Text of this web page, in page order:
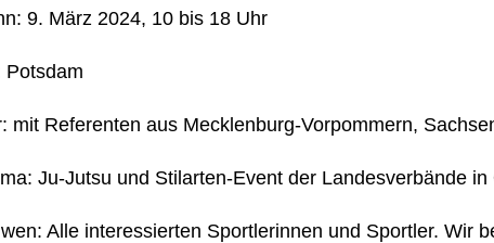
9. März 2024, 10 bis 18 Uhr
Potsdam
mit Referenten aus Mecklenburg-Vorpommern,
Ju-Jutsu und Stilarten-Event der Landesverbände in
Alle interessierten Sportlerinnen und Sportler. Wir